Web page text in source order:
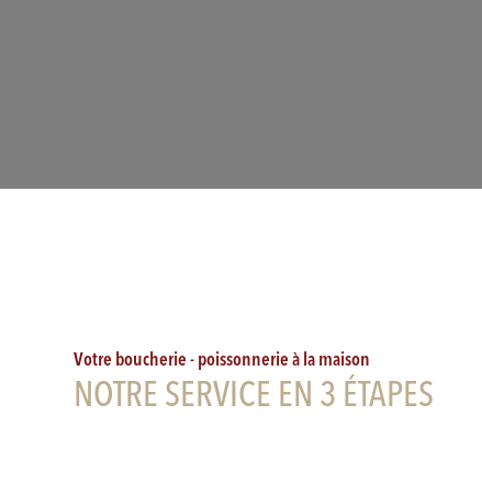
Votre boucherie - poissonnerie à la maison
NOTRE SERVICE EN 3 ÉTAPES